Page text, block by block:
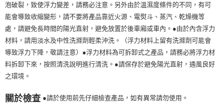
泡破裂，致使浮力變差，請務必注意。另外由於溫濕度條件的不同，有可
能會導致收縮變形，請不要將產品靠近火源、電熨斗、蒸汽、乾燥機等
處，請避免長時間的陽光直射，避免放置於後車廂或車內。●由於內含浮力
材料，請用淡水及中性洗滌劑輕柔沖洗。（浮力材料上留有洗滌劑可能會
導致浮力下降，敬請注意）●浮力材料為可拆卸式之產品，請務必將浮力材
料拆卸下來，按照清洗說明進行清洗。●請保存於避免陽光直射，通風良好
之環境。
關於檢查 ●請於使用前先仔細檢查產品，如有異常請勿使用。